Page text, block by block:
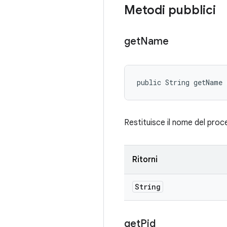
Metodi pubblici
getName
public String
Restituisce il nome del
Ritorni
String
getPid